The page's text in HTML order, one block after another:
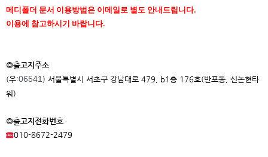
메디폴더 문서 이용방법은 이메일로 별도 안내드립니다.
이용에 참고하시기 바랍니다.
◎출고지주소
(우:06541 ) 서울특별시 서초구 강남대로 479, b1층 176호(반포동, 신논현타
워)
◎출고지전화번호
010-8672-2479